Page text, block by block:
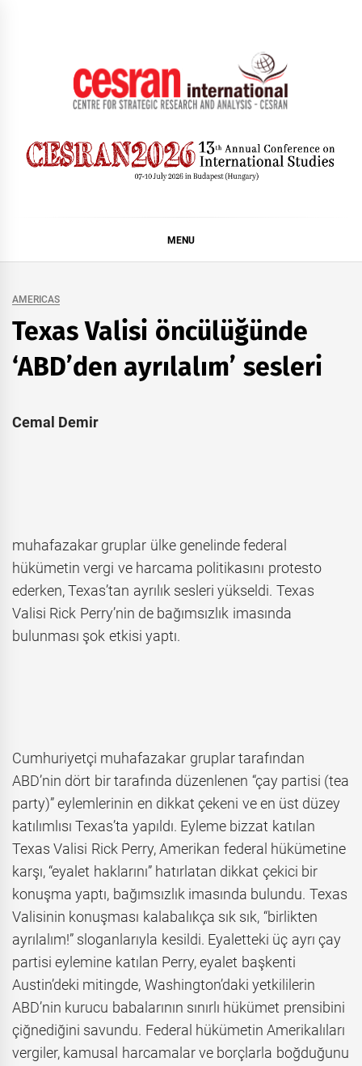
MENU
AMERICAS
Texas Valisi öncülüğünde
‘ABD’den ayrılalım’ sesleri
Cemal Demir
muhafazakar gruplar ülke genelinde federal
hükümetin vergi ve harcama politikasını protesto
ederken, Texas’tan ayrılık sesleri yükseldi. Texas
Valisi Rick Perry’nin de bağımsızlık imasında
bulunması şok etkisi yaptı.
Cumhuriyetçi muhafazakar gruplar tarafından
ABD’nin dört bir tarafında düzenlenen “çay partisi (tea
party)” eylemlerinin en dikkat çekeni ve en üst düzey
katılımlısı Texas’ta yapıldı. Eyleme bizzat katılan
Texas Valisi Rick Perry, Amerikan federal hükümetine
karşı, “eyalet haklarını” hatırlatan dikkat çekici bir
konuşma yaptı, bağımsızlık imasında bulundu. Texas
Valisinin konuşması kalabalıkça sık sık, “birlikten
ayrılalım!” sloganlarıyla kesildi. Eyaletteki üç ayrı çay
partisi eylemine katılan Perry, eyalet başkenti
Austin’deki mitingde, Washington’daki yetkililerin
ABD’nin kurucu babalarının sınırlı hükümet prensibini
çiğnediğini savundu. Federal hükümetin Amerikalıları
vergiler, kamusal harcamalar ve borçlarla boğduğunu